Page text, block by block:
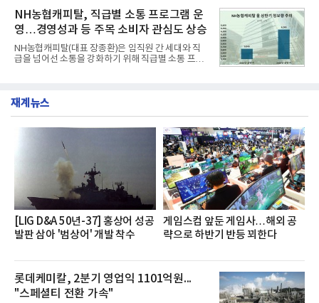
넘
소비자 호응에 힘입어 지난 7월 13일 첫 선을 보인 지
단 18일 만에 누적 판매량 50만 개를 돌파하는 성과를
거두었다.이번 신제품은 개발진이 전국의 닭한마리
전문점을 직접 찾아 다니며 최적의 육수 비율을 완성
했다. 자극적이지 않으면서도 깊은 닭육수에 마늘의
개운한 풍미를 더했으며, 국물이 잘 배어들면서도 쫄
서도
NH농협캐피탈, 직급별 소통 프로그램 운
영…경영성과 등 주목 소비자 관심도 상승
NH농협캐피탈(대표 장종환)은 임직원 간 세대와 직
급을 넘어선 소통을 강화하기 위해 직급별 소통 프로
영지원부 홍보팀과 2026년 새로이(e)＊가 공동 주관
쳐 진행됐다.참고로 새로이(e)는 NH농협캐피탈 MZ
세대들로(과장~계장) 구성된 자율 참여조직으로, 조
직문화 혁신과 업무 효율성 향상을 위한 다양한 활동
을 추진하며,새로운 변화와 이로운 영향력을 조직전
반에 전파하는 역할
재계뉴스
[LIG D&A 50년-37] 홍상어 성공
발판 삼아 '범상어' 개발 착수
게임스컴 앞둔 게임사…해외 공
략으로 하반기 반등 꾀한다
롯데케미칼, 2분기 영업익 1101억원...
"스페셜티 전환 가속"